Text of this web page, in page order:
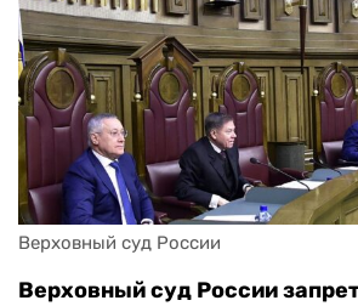
Верховный суд России
Верховный суд России